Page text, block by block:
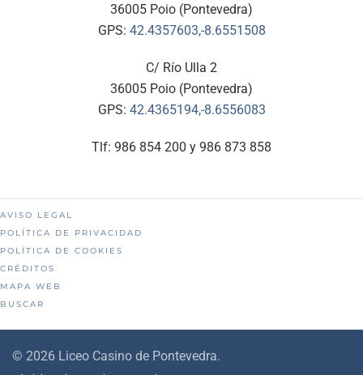
36005 Poio (Pontevedra)
GPS: 42.4357603,-8.6551508
C/ Río Ulla 2
36005 Poio (Pontevedra)
GPS: 42.4365194,-8.6556083
Tlf: 986 854 200 y 986 873 858
AVISO LEGAL
POLÍTICA DE PRIVACIDAD
POLÍTICA DE COOKIES
CRÉDITOS
MAPA WEB
BUSCAR
© 2026 Liceo Casino de Pontevedra.